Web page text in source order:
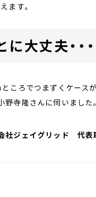
ます。
大丈夫・・・
ところでつまずくケー
野寺隆さんに伺いました。
社ジェイグリッド 代